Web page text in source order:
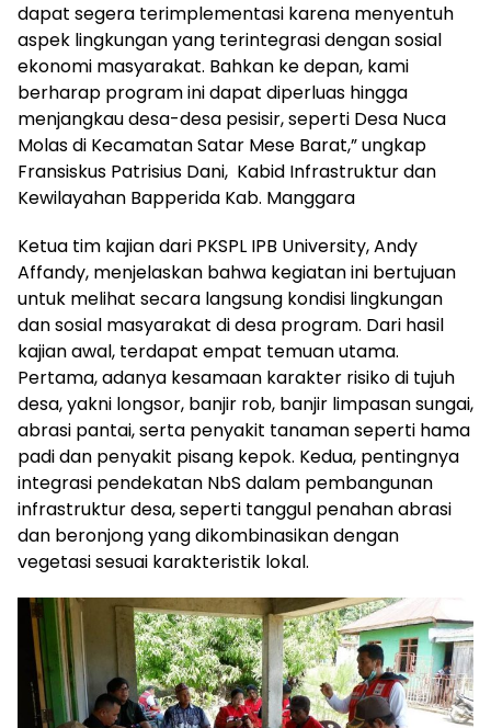
dapat segera terimplementasi karena menyentuh
aspek lingkungan yang terintegrasi dengan sosial
ekonomi masyarakat. Bahkan ke depan, kami
berharap program ini dapat diperluas hingga
menjangkau desa-desa pesisir, seperti Desa Nuca
Molas di Kecamatan Satar Mese Barat,” ungkap
Fransiskus Patrisius Dani, Kabid Infrastruktur dan
Kewilayahan Bapperida Kab. Manggara
Ketua tim kajian dari PKSPL IPB University, Andy
Affandy, menjelaskan bahwa kegiatan ini bertujuan
untuk melihat secara langsung kondisi lingkungan
dan sosial masyarakat di desa program. Dari hasil
kajian awal, terdapat empat temuan utama.
Pertama, adanya kesamaan karakter risiko di tujuh
desa, yakni longsor, banjir rob, banjir limpasan sungai,
abrasi pantai, serta penyakit tanaman seperti hama
padi dan penyakit pisang kepok. Kedua, pentingnya
integrasi pendekatan NbS dalam pembangunan
infrastruktur desa, seperti tanggul penahan abrasi
dan beronjong yang dikombinasikan dengan
vegetasi sesuai karakteristik lokal.